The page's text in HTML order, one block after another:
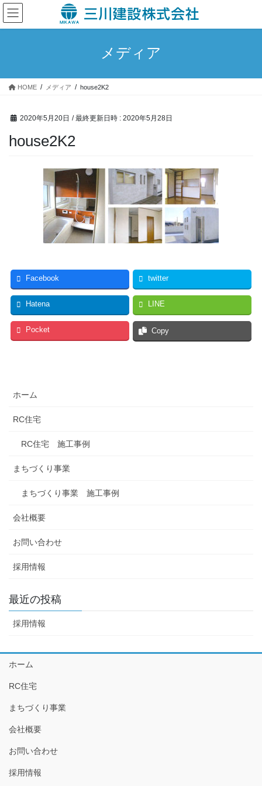
コ
ン
テ
ス
ナ
ビ
ゲ
ン
メディア
HOME メディア house2K2
2020年5月20日 / 最終更新日時 : 2020年5月28日
house2K2
Facebook twitter
Hatena LINE
Pocket Copy
ホーム
RC住宅
RC住宅 施工事例
まちづくり事業
まちづくり事業 施工事例
会社概要
お問い合わせ
採用情報
最近の投稿
採用情報
ホーム
RC住宅
まちづくり事業
会社概要
お問い合わせ
採用情報